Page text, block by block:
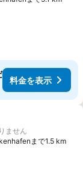
料金を表示
加
ません
まで1.5 km